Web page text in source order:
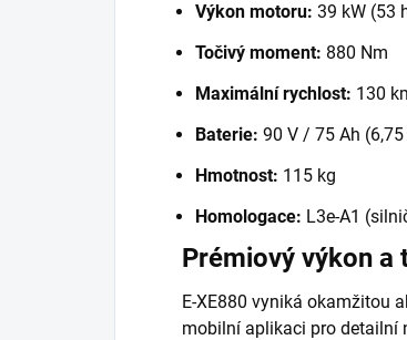
Výkon motoru: 39 kW (53
Točivý moment: 880 Nm
Maximální rychlost: 130
Baterie: 90 V / 75 Ah (6,75
Hmotnost: 115 kg
Homologace: L3e-A1
Prémiový výkon a
E-XE880 vyniká okamžitou
mobilní aplikaci pro detailní